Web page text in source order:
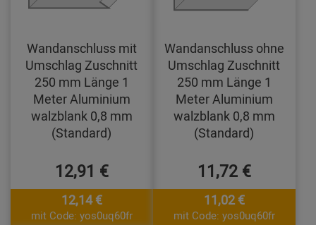
Wandanschluss mit
Umschlag Zuschnitt
250 mm Länge 1
Meter Aluminium
walzblank 0,8 mm
(Standard)
12,91 €
12,14 €
mit Code: yos0uq60fr
Wandanschluss ohne
Umschlag Zuschnitt
250 mm Länge 1
Meter Aluminium
walzblank 0,8 mm
(Standard)
11,72 €
11,02 €
mit Code: yos0uq60fr